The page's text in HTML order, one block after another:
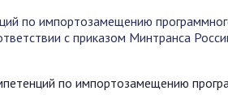
по импортозамещению
с приказом Минтранса
по импортозамещению